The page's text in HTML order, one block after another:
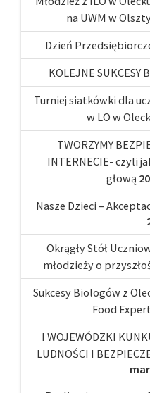
na UWM w
Dzień
KOLEJNE SUKCESY
Turniej siatkówki dla
w LO w
TWORZYMY
INTERNECIE- czyli
głową
Nasze Dzieci –
Okrągły Stół
młodzieży o
Sukcesy Biologów z
Food Expert
I WOJEWÓDZKI
LUDNOŚCI I